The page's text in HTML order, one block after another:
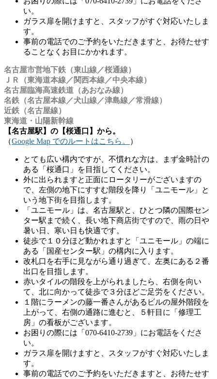
い。
ガラス扉を開けますと、スタッフがすぐ対応いたしま
す。
事前の電話でのご予約をいただきますと、お待たせす
ることなくお目にかかれます。
名古屋市営地下鉄（東山線／桜通線）
ＪＲ（東海道本線／関西本線／中央本線）
名古屋臨海高速鉄道（あおなみ線）
名鉄（名古屋本線／犬山線／津島線／常滑線）
近鉄（名古屋線）
東海道・山陽新幹線
【名古屋駅】の【桜通口】から。
（Google Map でのルートはこちら。 ）
とても広い構内ですが、不慣れな方は、まず金時計の
ある「桜通口」を目指してください。
外に出られますと正面にロータリーがございますの
で、左側の地下にすすむ階段を降り「ユニモール」と
いう地下街を目指します。
「ユニモール」は、名古屋駅と、ひとつ隣の国際セン
ター駅まで続く、長い地下商店街ですので、雨の日や
暑い日、寒い日も快適です。
徒歩で１０分ほど動かれますと「ユニモール」の端に
ある「国産センター駅」の構内に入ります。
改札口を右手に見ながら通り過ぎて、左奥にある２番
出口を目指します。
赤いタイルの階段を上がられましたら、右側を向い
て、北に向かって徒歩で３分ほどご足労をください。
１階にラーメンの藤一番さんがあるビルの屋外階段を
上がって、右側の通路に進むと、５軒目に「修理工
房」の看板がございます。
お困りの際には「070-6410-2739」にお電話をくださ
い。
ガラス扉を開けますと、スタッフがすぐ対応いたしま
す。
事前の電話でのご予約をいただきますと、お待たせす